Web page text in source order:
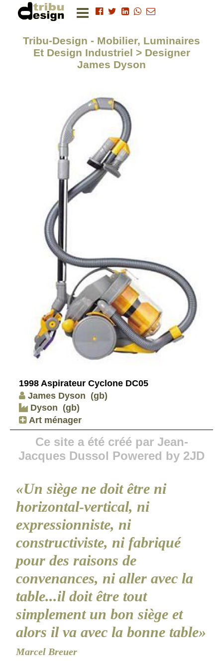
Tribu-Design - Mobilier, Luminaires
Et Design Industriel > Designer
James Dyson
1998 Aspirateur Cyclone DC05
James Dyson (gb)
Dyson (gb)
Art ménager
Ce site a été créé par Jean-
Jacques Dussol Powered by 2JD
«Un siège ne doit être ni
horizontal-vertical, ni
expressionniste, ni
constructiviste, ni fabriqué
pour des raisons de
convenances, ni aller avec la
table...il doit être tout
simplement un bon siège et
alors il va avec la bonne table»
Marcel Breuer